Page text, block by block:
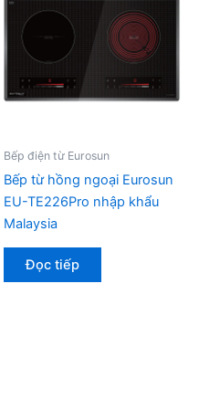
Bếp điện từ Eurosun
Bếp từ hồng ngoại Eurosun
EU-TE226Pro nhập khẩu
Malaysia
Đọc tiếp